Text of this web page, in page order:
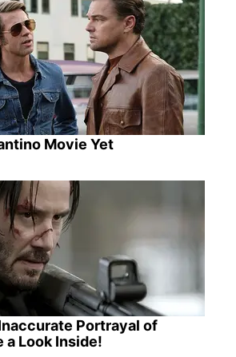
Movie Yet
Portrayal of
a Look Inside!